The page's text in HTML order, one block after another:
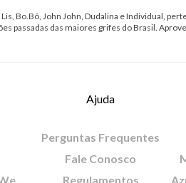
Bo.Bô, John John, Dudalina e Individual,
passadas das maiores grifes do Brasil.
Ajuda
Perguntas Frequentes
Fale Conosco
Regulamentos